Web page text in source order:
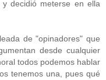
decidió meterse en ella
de "opinadores" que
desde cualquier
todos podemos hablar
tenemos una, pues qué